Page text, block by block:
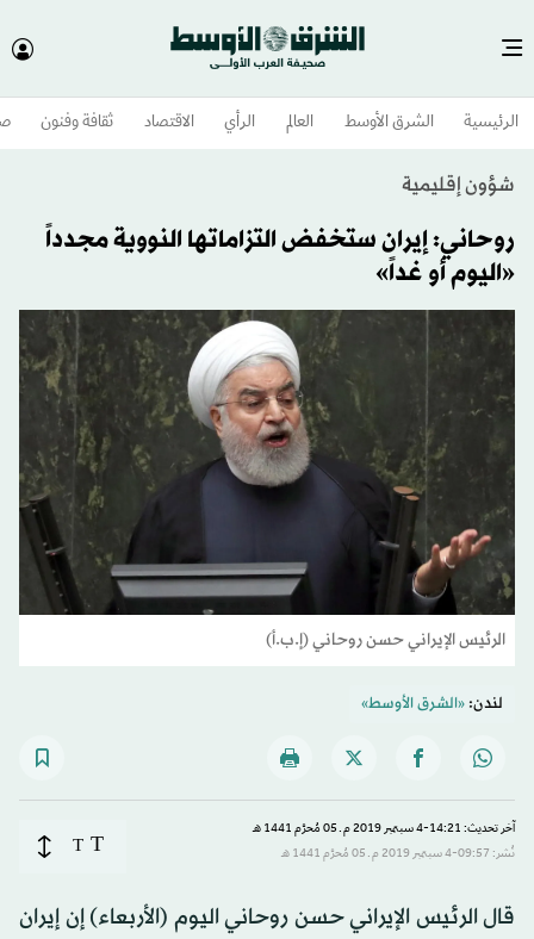
الرئيسية الشرق الأوسط​ العالم الرأي الاقتصاد ثقافة وفنون
شؤون إقليمية
روحاني: إيران ستخفض التزاماتها النووية مجدداً
«اليوم أو غداً»
الرئيس الإيراني حسن روحاني (إ.ب.أ)
لندن:«الشرق الأوسط»
آخر تحديث: 14:21-4 سبتمبر 2019 م ـ 05 مُحرَّم 1441 هـ
نُشر: 09:57-4 سبتمبر 2019 م ـ 05 مُحرَّم 1441 هـ
T
T
قال الرئيس الإيراني حسن روحاني اليوم (الأربعاء) إن إيران